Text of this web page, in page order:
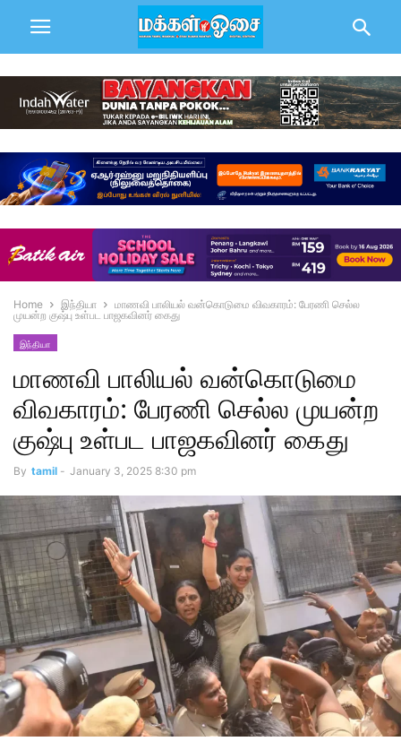
Home இந்தியா
மாணவி பாலியல் வன்கொடுமை விவகாரம்: பேரணி செல்ல
முயன்ற குஷ்பு உள்பட பாஜகவினர் கைது
இந்தியா
மாணவி பாலியல் வன்கொடுமை
விவகாரம்: பேரணி செல்ல முயன்ற
குஷ்பு உள்பட பாஜகவினர் கைது
By tamil - January 3, 2025 8:30 pm